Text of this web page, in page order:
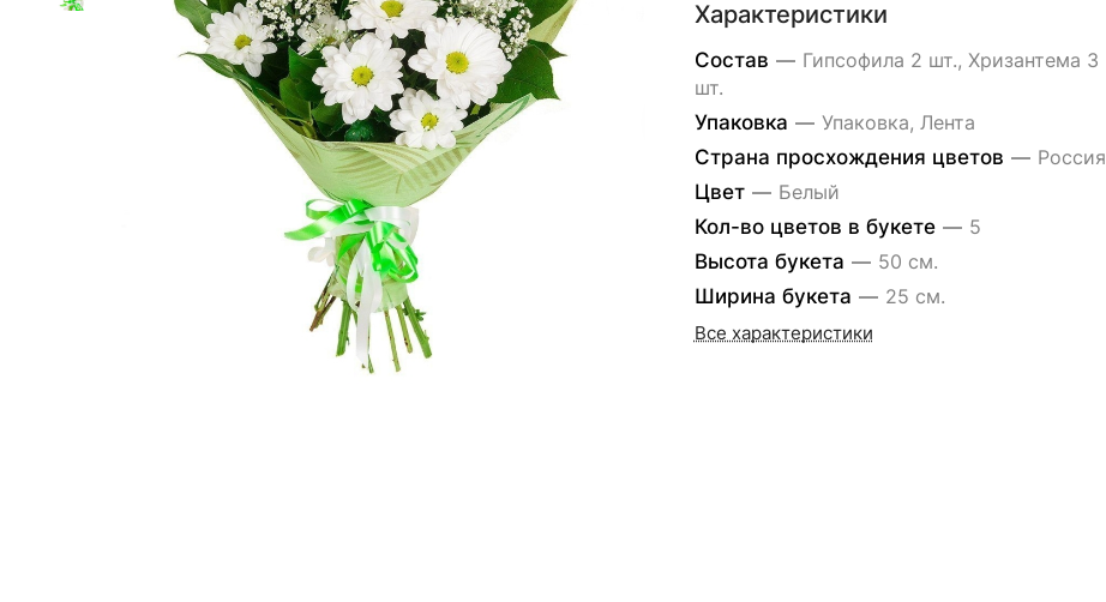
Характеристики
Состав — Гипсофила 2 шт., Хризантема 3
шт.
Упаковка — Упаковка, Лента
Страна просхождения цветов — Россия
Цвет — Белый
Кол-во цветов в букете — 5
Высота букета — 50 см.
Ширина букета — 25 см.
Все характеристики